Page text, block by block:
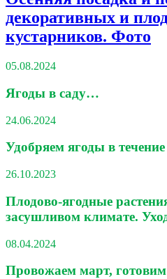
декоративных и
кустарников. Фото
05.08.2024
Ягоды в саду…
24.06.2024
Удобряем ягоды в
26.10.2023
Плодово-ягодные
засушливом климате.
08.04.2024
Провожаем март,